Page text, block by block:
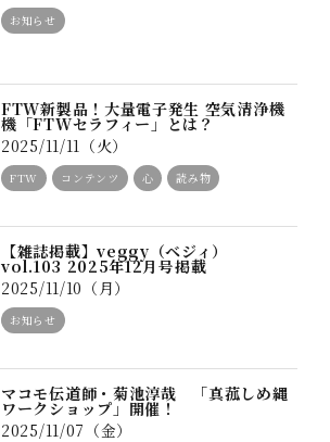
お知らせ
FTW新製品！大量電子発生 空気清浄機
機「FTWセラフィー」とは？
2025/11/11（火）
FTW コンテンツ 心 読み物
【雑誌掲載】veggy（ベジィ）
vol.103 2025年12月号掲載
2025/11/10（月）
お知らせ
マコモ伝道師・菊池淳哉 「真菰しめ縄
ワークショップ」開催！
2025/11/07（金）